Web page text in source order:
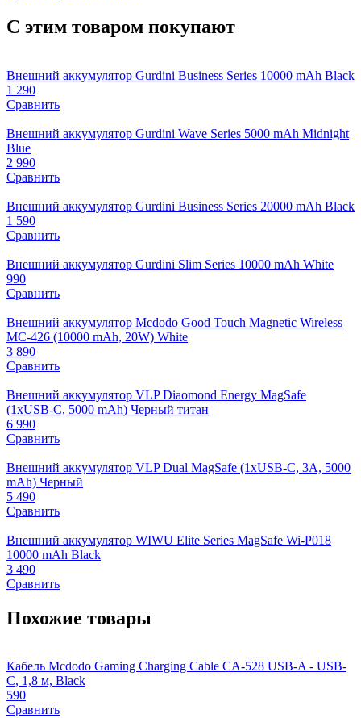
С этим товаром покупают
Внешний аккумулятор Gurdini Business Series 10000 mAh Black
1 290
Сравнить
Внешний аккумулятор Gurdini Wave Series 5000 mAh Midnight
Blue
2 990
Сравнить
Внешний аккумулятор Gurdini Business Series 20000 mAh Black
1 590
Сравнить
Внешний аккумулятор Gurdini Slim Series 10000 mAh White
990
Сравнить
Внешний аккумулятор Mcdodo Good Touch Magnetic Wireless
MC-426 (10000 mAh, 20W) White
3 890
Сравнить
Внешний аккумулятор VLP Diaomond Energy MagSafe
(1xUSB-C, 5000 mAh) Черный титан
6 990
Сравнить
Внешний аккумулятор VLP Dual MagSafe (1xUSB-C, 3A, 5000
mAh) Черный
5 490
Сравнить
Внешний аккумулятор WIWU Elite Series MagSafe Wi-P018
10000 mAh Black
3 490
Сравнить
Похожие товары
Кабель Mcdodo Gaming Charging Cable CA-528 USB-A - USB-
C, 1,8 м, Black
590
Сравнить